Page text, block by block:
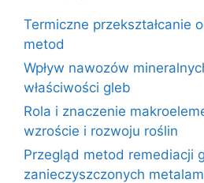
Termiczne przekształcanie
metod
Wpływ nawozów
właściwości gleb
Rola i znaczenie
wzroście i rozwoju roślin
Przegląd metod remediacji
zanieczyszczonych